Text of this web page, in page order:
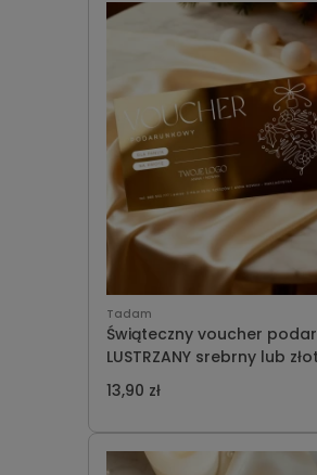
Tadam
Świąteczny voucher
LUSTRZANY srebrny lub złoty
955
13,90 zł